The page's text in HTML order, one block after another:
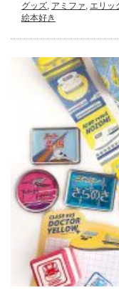
グッズ, アミファ, エリッ
絵本好き